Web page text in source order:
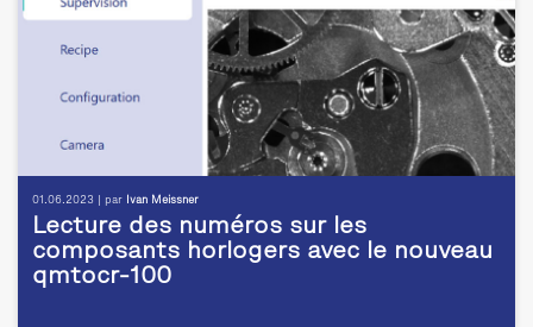
01.06.2023 | par Ivan Meissner
Lecture des numéros sur les
composants horlogers avec le nouveau
qmtocr-100